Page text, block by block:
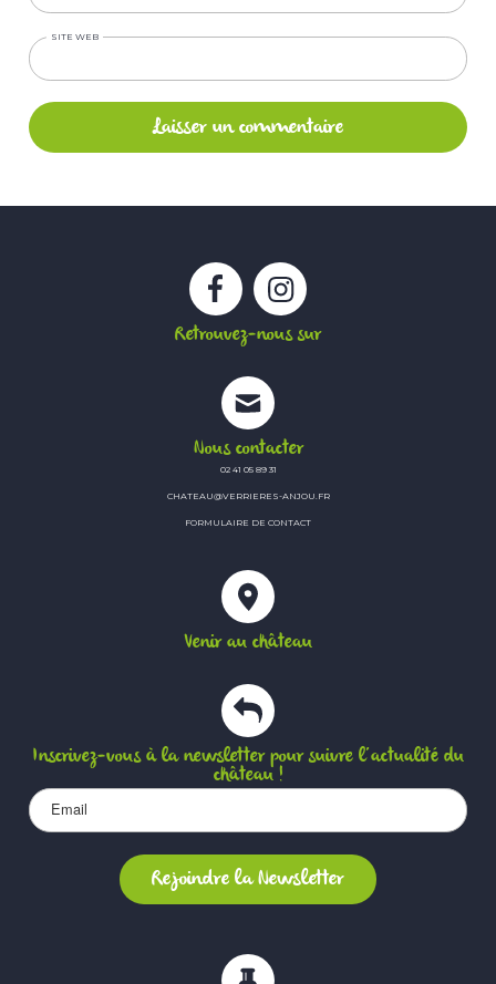
SITE WEB
Retrouvez-nous sur
FacebookInstagram
Nous contacter
02 41 05 89 31
CHATEAU@VERRIERES-ANJOU.FR
FORMULAIRE DE CONTACT
Venir au château
Inscrivez-vous à la newsletter pour suivre l’actualité du
château !